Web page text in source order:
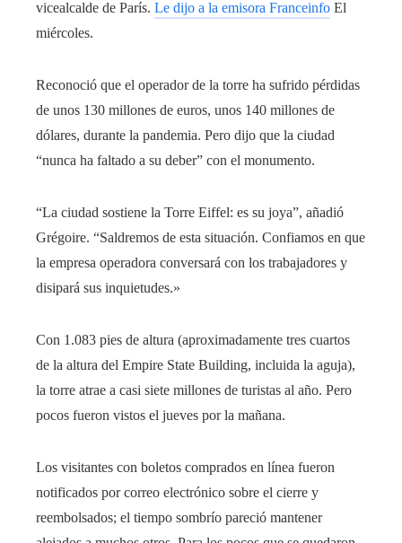
vicealcalde de París. Le dijo a la emisora ​​​​Franceinfo El
miércoles.
Reconoció que el operador de la torre ha sufrido pérdidas
de unos 130 millones de euros, unos 140 millones de
dólares, durante la pandemia. Pero dijo que la ciudad
“nunca ha faltado a su deber” con el monumento.
“La ciudad sostiene la Torre Eiffel: es su joya”, añadió
Grégoire. “Saldremos de esta situación. Confiamos en que
la empresa operadora conversará con los trabajadores y
disipará sus inquietudes.»
Con 1.083 pies de altura (aproximadamente tres cuartos
de la altura del Empire State Building, incluida la aguja),
la torre atrae a casi siete millones de turistas al año. Pero
pocos fueron vistos el jueves por la mañana.
Los visitantes con boletos comprados en línea fueron
notificados por correo electrónico sobre el cierre y
reembolsados; el tiempo sombrío pareció mantener